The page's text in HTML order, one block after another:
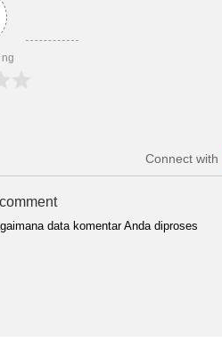
Connect with
data komentar Anda diproses